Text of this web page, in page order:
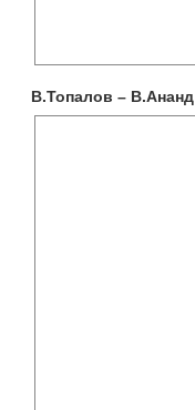
В.Топалов – В.Ананд